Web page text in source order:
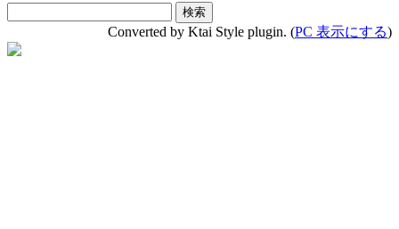
Converted by Ktai Style plugin. (PC 表示にする)